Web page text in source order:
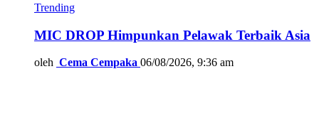
Trending
MIC DROP Himpunkan Pelawak Terbaik Asia
oleh Cema Cempaka 06/08/2026, 9:36 am